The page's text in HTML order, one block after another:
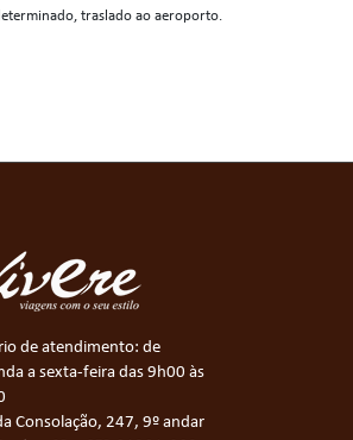
traslado ao aeroporto.
de atendimento: de
a sexta-feira das 9h00 às
Consolação, 247, 9º andar